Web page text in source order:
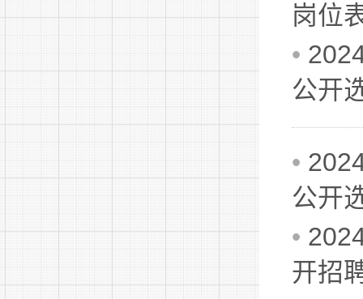
岗位
•
公开
•
公开
•
开招